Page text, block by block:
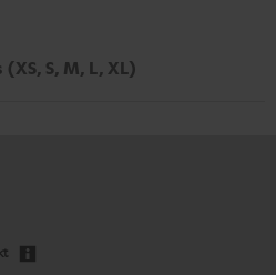
(XS, S, M, L, XL)